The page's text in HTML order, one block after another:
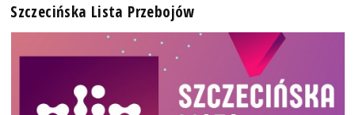
Szczecińska Lista Przebojów